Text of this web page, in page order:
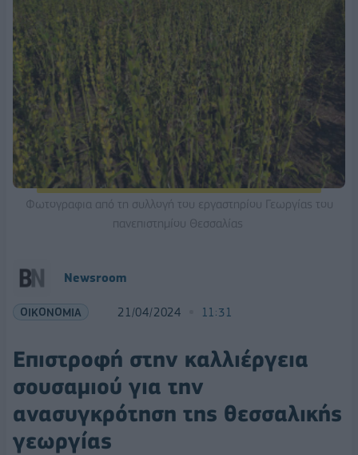
Φωτογραφια από τη συλλογή του εργαστηρίου Γεωργίας του
πανεπιστημίου Θεσσαλίας
Newsroom
ΟΙΚΟΝΟΜΙΑ 21/04/2024 11:31
Επιστροφή στην καλλιέργεια
σουσαμιού για την
ανασυγκρότηση της θεσσαλικής
γεωργίας